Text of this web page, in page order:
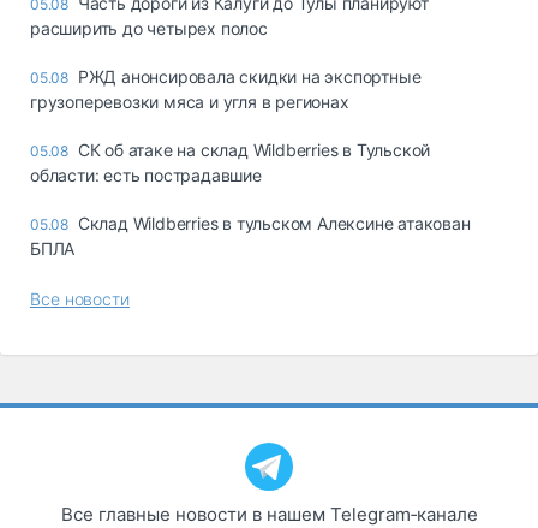
05.08
расширить до четырех полос
05.08 РЖД анонсировала скидки на экспортные
грузоперевозки мяса и угля в регионах
05.08 СК об атаке на склад Wildberries в Тульской
области: есть пострадавшие
05.08 Склад Wildberries в тульском Алексине атакован
БПЛА
Все новости
Все главные новости в нашем Telegram‑канале